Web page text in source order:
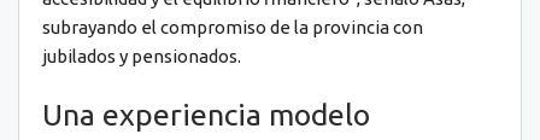
subrayando el compromiso de la provincia con
jubilados y pensionados.
Una experiencia modelo